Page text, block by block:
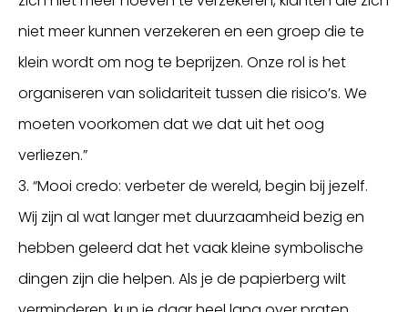
niet meer kunnen verzekeren en een groep die te
klein wordt om nog te beprijzen. Onze rol is het
organiseren van solidariteit tussen die risico’s. We
moeten voorkomen dat we dat uit het oog
verliezen.”
3. “Mooi credo: verbeter de wereld, begin bij jezelf.
Wij zijn al wat langer met duurzaamheid bezig en
hebben geleerd dat het vaak kleine symbolische
dingen zijn die helpen. Als je de papierberg wilt